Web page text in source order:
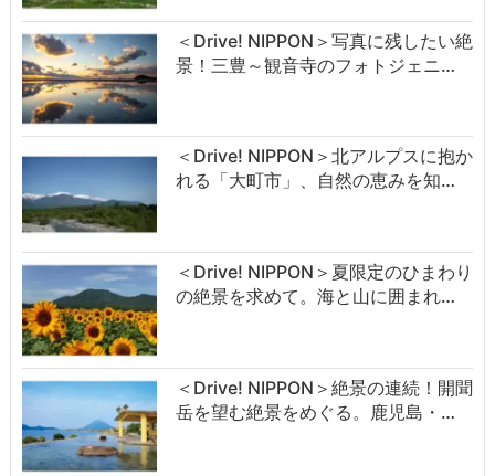
＜Drive! NIPPON＞写真に残したい絶
景！三豊～観音寺のフォトジェニ…
＜Drive! NIPPON＞北アルプスに抱か
れる「大町市」、自然の恵みを知…
＜Drive! NIPPON＞夏限定のひまわり
の絶景を求めて。海と山に囲まれ…
＜Drive! NIPPON＞絶景の連続！開聞
岳を望む絶景をめぐる。鹿児島・…